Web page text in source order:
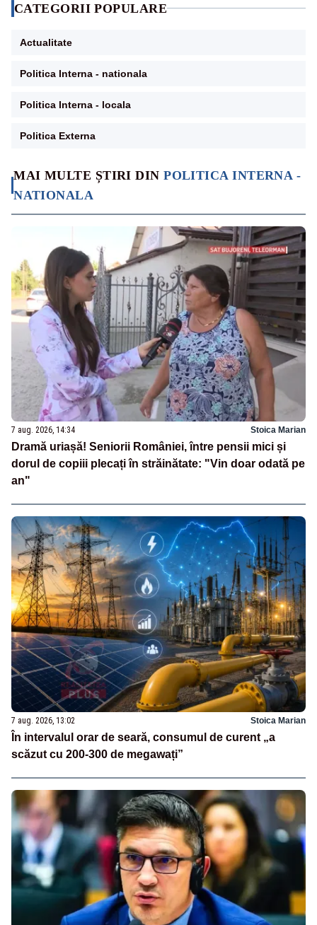
MAI MULTE ȘTIRI DINPOLITICA INTERNA -
NATIONALA
7 aug. 2026, 14:34 Stoica Marian
Dramă uriașă! Seniorii României, între pensii mici și
dorul de copiii plecați în străinătate: "Vin doar odată pe
an"
7 aug. 2026, 13:02 Stoica Marian
În intervalul orar de seară, consumul de curent „a
scăzut cu 200-300 de megawați”
CATEGORII POPULARE
Actualitate
Politica Interna - nationala
Politica Interna - locala
Politica Externa